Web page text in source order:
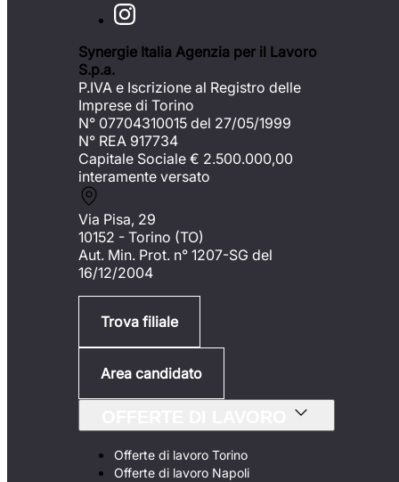
Synergie Italia Agenzia per il Lavoro
S.p.a.
P.IVA e Iscrizione al Registro delle
Imprese di Torino
N° 07704310015 del 27/05/1999
N° REA 917734
Capitale Sociale € 2.500.000,00
interamente versato
Via Pisa, 29
10152 - Torino (TO)
Aut. Min. Prot. n° 1207-SG del
16/12/2004
Trova filiale
Area candidato
Offerte di lavoro Torino
Offerte di lavoro Napoli